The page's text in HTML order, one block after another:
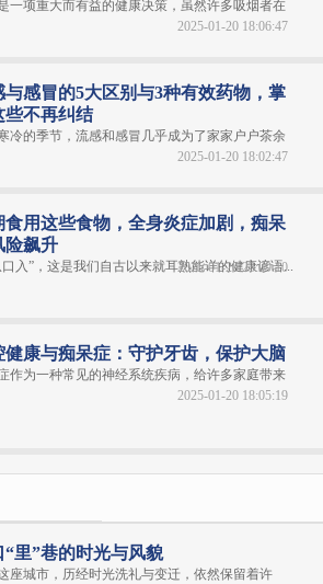
一项重大而有益的健康决策，虽然许多吸烟者在
2025-01-20 18:06:47
与感冒的5大区别与3种有效药物，掌
些不再纠结
冷的季节，流感和感冒几乎成为了家家户户茶余
2025-01-20 18:02:47
食用这些食物，全身炎症加剧，痴呆
险飙升
口入”，这是我们自古以来就耳熟能详的健康谚语...
2025-01-20 23:09:10
健康与痴呆症：守护牙齿，保护大脑
作为一种常见的神经系统疾病，给许多家庭带来
2025-01-20 18:05:19
“里”巷的时光与风貌
座城市，历经时光洗礼与变迁，依然保留着许